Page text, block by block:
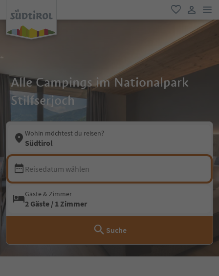
favorit
user link
Alle Campings im Nationalpark
Stilfserjoch
Wohin möchtest du reisen?
Südtirol
Reisedatum wählen
Gäste & Zimmer
2 Gäste / 1 Zimmer
Suche